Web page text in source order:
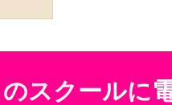
スクールに